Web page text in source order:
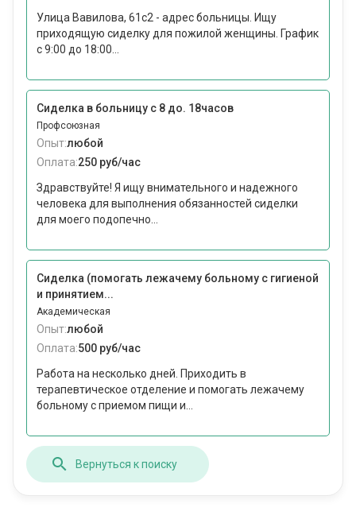
Улица Вавилова, 61с2 - адрес больницы. Ищу
приходящую сиделку для пожилой женщины. График
с 9:00 до 18:00...
Сиделка в больницу с 8 до. 18часов
Профсоюзная
Опыт:любой
Оплата:250 руб/час
Здравствуйте! Я ищу внимательного и надежного
человека для выполнения обязанностей сиделки
для моего подопечно...
Сиделка (помогать лежачему больному с гигиеной
и принятием...
Академическая
Опыт:любой
Оплата:500 руб/час
Работа на несколько дней. Приходить в
терапевтическое отделение и помогать лежачему
больному с приемом пищи и...
Вернуться к поиску